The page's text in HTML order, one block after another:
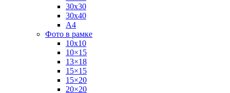
30х30
30х40
А4
Фото в рамке
10х10
10×15
13×18
15×15
15×20
20×20